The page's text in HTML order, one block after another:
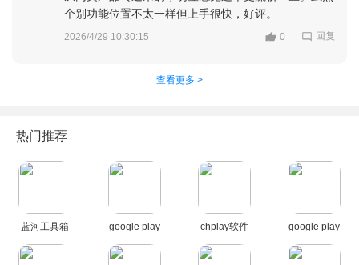
个别功能位置不太一样但上手很快，好评。
2026/4/29 10:30:15 0 回复
查看更多 >
热门推荐
蓝河工具箱
官方下载
2026最新版
google play
商店2026官
chplay软件
下载
apk(Google
google play
商店下载官
方安卓版